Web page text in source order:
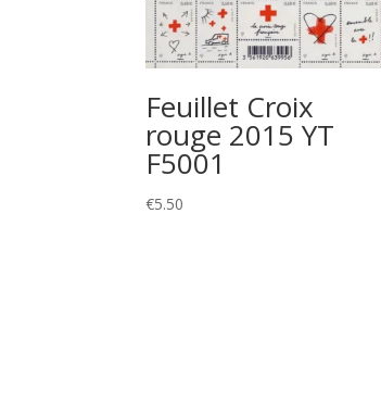
Feuillet Croix
rouge 2015 YT
F5001
€5.50